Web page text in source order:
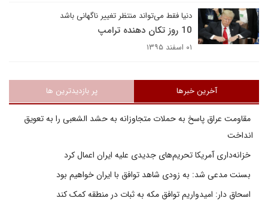
دنیا فقط می‌تواند منتظر تغییر ناگهانی باشد
10 روز تکان دهنده ترامپ
۰۱ اسفند ۱۳۹۵
آخرین خبرها پر بازدیدترین ها
مقاومت عراق پاسخ به حملات متجاوزانه به حشد الشعبی را به تعویق
انداخت
خزانه‌داری آمریکا تحریم‌های جدیدی علیه ایران اعمال کرد
بسنت مدعی شد: به زودی شاهد توافق با ایران خواهیم بود
اسحاق دار: امیدواریم توافق مکه به ثبات در منطقه کمک کند